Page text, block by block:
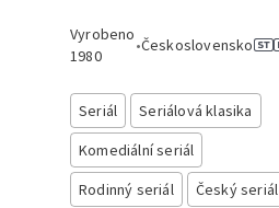
Vyrobeno
1980
•Československo
Seriál
Seriálová klasika
Komediální seriál
Rodinný seriál
Český seriál